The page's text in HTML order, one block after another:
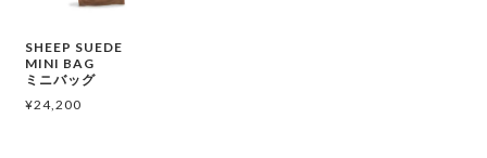
SHEEP SUEDE
MINI BAG
ミニバッグ
¥24,200